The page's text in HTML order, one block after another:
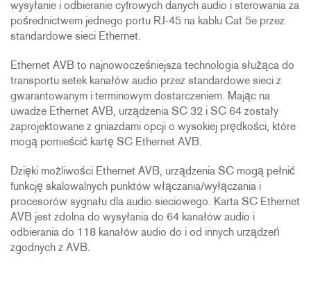
wysyłanie i odbieranie cyfrowych danych audio i sterowania za
pośrednictwem jednego portu RJ-45 na kablu Cat 5e przez
standardowe sieci Ethernet.
Ethernet AVB to najnowocześniejsza technologia służąca do
transportu setek kanałów audio przez standardowe sieci z
gwarantowanym i terminowym dostarczeniem. Mając na
uwadze Ethernet AVB, urządzenia SC 32 i SC 64 zostały
zaprojektowane z gniazdami opcji o wysokiej prędkości, które
mogą pomieścić kartę SC Ethernet AVB.
Dzięki możliwości Ethernet AVB, urządzenia SC mogą pełnić
funkcję skalowalnych punktów włączania/wyłączania i
procesorów sygnału dla audio sieciowego. Karta SC Ethernet
AVB jest zdolna do wysyłania do 64 kanałów audio i
odbierania do 118 kanałów audio do i od innych urządzeń
zgodnych z AVB.